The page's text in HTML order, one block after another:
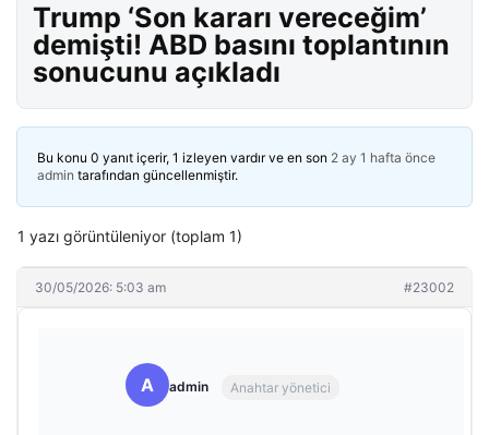
Trump ‘Son kararı vereceğim’
demişti! ABD basını toplantının
sonucunu açıkladı
Bu konu 0 yanıt içerir, 1 izleyen vardır ve en son 2 ay 1 hafta önce
admin tarafından güncellenmiştir.
1 yazı görüntüleniyor (toplam 1)
30/05/2026: 5:03 am #23002
A admin Anahtar yönetici